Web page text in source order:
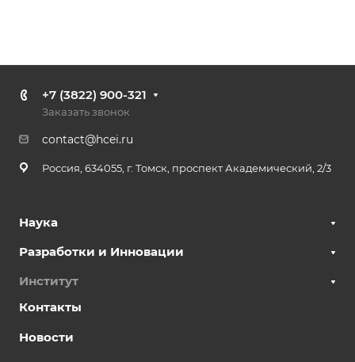
+7 (3822) 900-321
Заказать звонок
contact@hcei.ru
Россия, 634055, г. Томск, проспект Академический, 2/3
Наука
Разработки и Инновации
Институт
Контакты
Новости